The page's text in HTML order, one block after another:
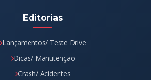
Editorias
Lançamentos/ Teste Drive
Dicas/ Manutenção
Crash/ Acidentes